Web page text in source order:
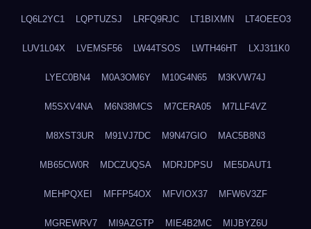
LQ6L2YC1 LQPTUZSJ LRFQ9RJC LT1BIXMN LT4OEEO3
LUV1L04X LVEMSF56 LW44TSOS LWTH46HT LXJ311K0
LYEC0BN4 M0A3OM6Y M10G4N65 M3KVW74J
M5SXV4NA M6N38MCS M7CERA05 M7LLF4VZ
M8XST3UR M91VJ7DC M9N47GIO MAC5B8N3
MB65CW0R MDCZUQSA MDRJDPSU ME5DAUT1
MEHPQXEI MFFP54OX MFVIOX37 MFW6V3ZF
MGREWRV7 MI9AZGTP MIE4B2MC MIJBYZ6U